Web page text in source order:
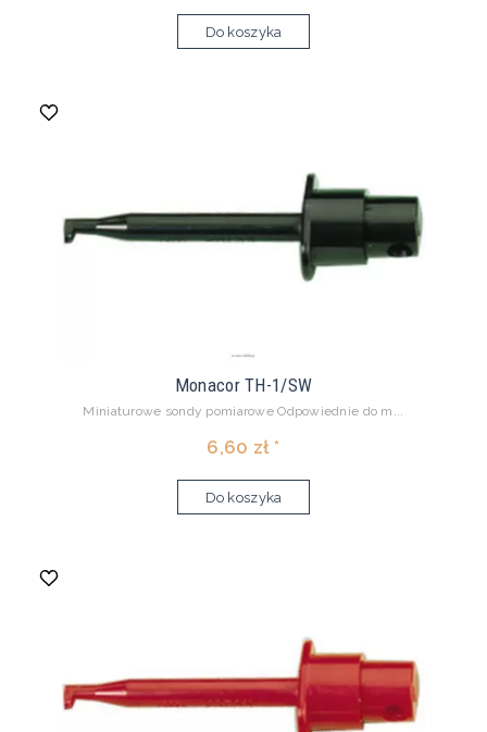
Do koszyka
Monacor TH-1/SW
Miniaturowe sondy pomiarowe Odpowiednie do m...
6,60 zł *
Do koszyka